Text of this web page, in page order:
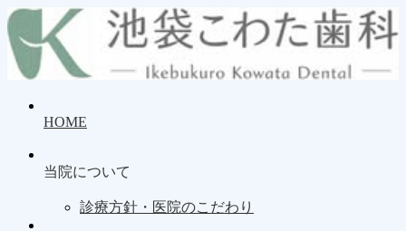
HOME
当院について
診療方針・医院のこだわり